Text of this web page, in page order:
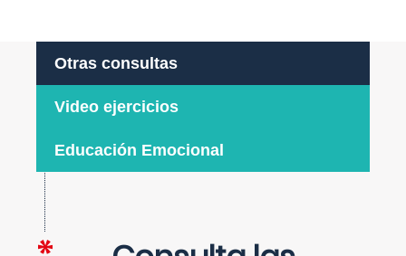
Otras consultas
Video ejercicios
Educación Emocional